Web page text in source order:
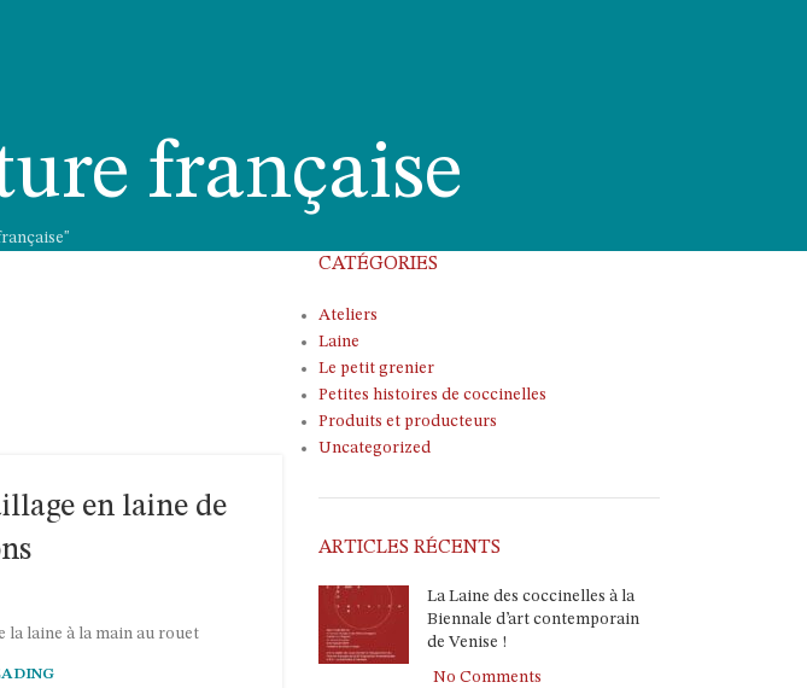
française
en laine de
laine à la main au rouet
CATÉGORIES
Ateliers
Laine
Le petit grenier
Petites histoires de coccinelles
Produits et producteurs
Uncategorized
ARTICLES RÉCENTS
La Laine des coccinelles à la
Biennale d’art contemporain
de Venise !
No Comments